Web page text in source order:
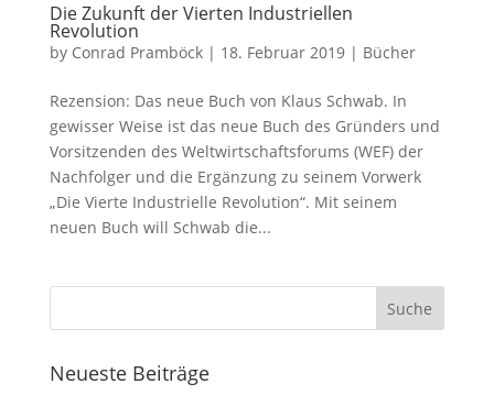
Die Zukunft der Vierten Industriellen
Revolution
by Conrad Pramböck| 18. Februar 2019| Bücher
Rezension: Das neue Buch von Klaus Schwab. In
gewisser Weise ist das neue Buch des Gründers und
Vorsitzenden des Weltwirtschaftsforums (WEF) der
Nachfolger und die Ergänzung zu seinem Vorwerk
„Die Vierte Industrielle Revolution“. Mit seinem
neuen Buch will Schwab die...
Neueste Beiträge